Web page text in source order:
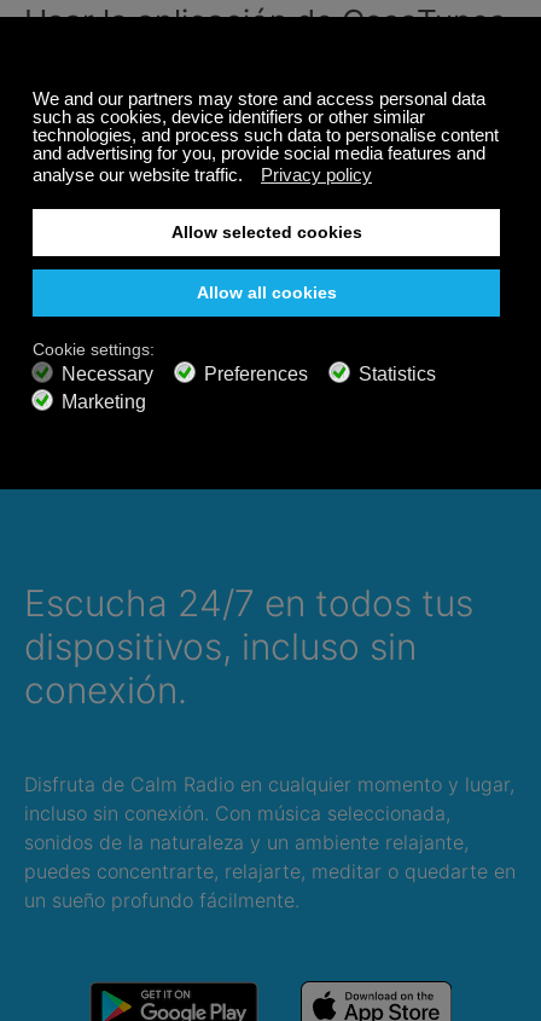
Usar la aplicación de CasaTunes
Inicie la aplicación de CasaTunes
Despliegue el menú haciendo clic en el
Presione Seleccionar Música
Presione Calm Radio
Seleccione una Categoría
Seleccione un Canal
Escucha 24/7 en todos tus
dispositivos, incluso sin
conexión.
Disfruta de Calm Radio en cualquier momento y lugar,
incluso sin conexión. Con música seleccionada,
sonidos de la naturaleza y un ambiente relajante,
puedes concentrarte, relajarte, meditar o quedarte en
un sueño profundo fácilmente.